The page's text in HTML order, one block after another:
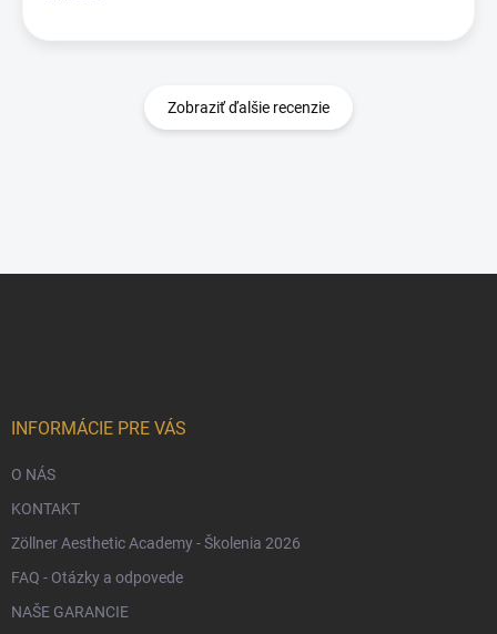
Zobraziť ďalšie recenzie
INFORMÁCIE PRE VÁS
O NÁS
KONTAKT
Zöllner Aesthetic Academy - Školenia 2026
FAQ - Otázky a odpovede
NAŠE GARANCIE